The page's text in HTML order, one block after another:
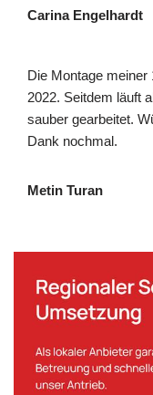
Carina Engelhardt
Die Montage meiner
2022. Seitdem läuft
sauber gearbeitet.
Dank nochmal.
Metin Turan